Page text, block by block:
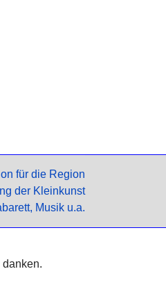
für die Region
der Kleinkunst
Musik u.a.